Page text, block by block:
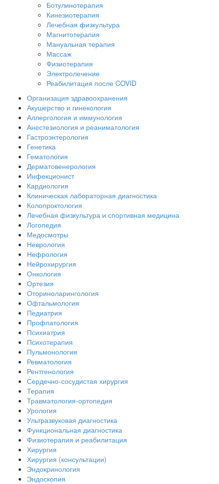
Ботулинотерапия
Кинезиотерапия
Лечебная физкультура
Магнитотерапия
Мануальная терапия
Массаж
Физиотерапия
Электролечение
Реабилитация после COVID
Организация здравоохранения
Акушерство и гинекология
Аллергология и иммунология
Анестезиология и реаниматология
Гастроэнтерология
Генетика
Гематология
Дерматовенерология
Инфекционист
Кардиология
Клиническая лабораторная диагностика
Колопроктология
Лечебная физкультура и спортивная медицина
Логопедия
Медосмотры
Неврология
Нефрология
Нейрохирургия
Онкология
Ортезия
Оториноларингология
Офтальмология
Педиатрия
Профпатология
Психиатрия
Психотерапия
Пульмонология
Ревматология
Рентгенология
Сердечно-сосудистая хирургия
Терапия
Травматология-ортопедия
Урология
Ультразвуковая диагностика
Функциональная диагностика
Физиотерапия и реабилитация
Хирургия
Хирургия (консультации)
Эндокринология
Эндоскопия